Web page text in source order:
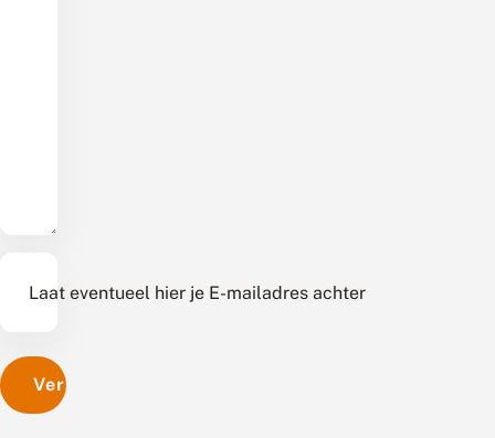
Laat eventueel hier je E-mailadres achter
Versturen